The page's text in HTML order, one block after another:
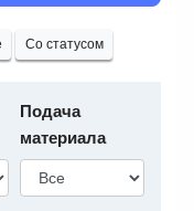
Со статусом
Подача
материала